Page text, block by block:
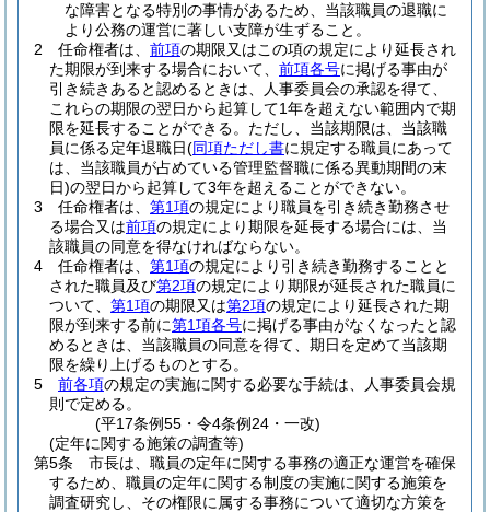
な障害となる特別の事情があるため、当該職員の退職に
より公務の運営に著しい支障が生ずること。
2
任命権者は、 前項の期限又はこの項の規定により延長され
た期限が到来する場合において、 前項各号に掲げる事由が
引き続きあると認めるときは、人事委員会の承認を得て、
これらの期限の翌日から起算して1年を超えない範囲内で期
限を延長することができる。 ただし、当該期限は、当該職
員に係る定年退職日(同項ただし書に規定する職員にあって
は、当該職員が占めている管理監督職に係る異動期間の末
日)の翌日から起算して3年を超えることができない。
3
任命権者は、 第1項の規定により職員を引き続き勤務させ
る場合又は前項の規定により期限を延長する場合には、当
該職員の同意を得なければならない。
4
任命権者は、 第1項の規定により引き続き勤務することと
された職員及び第2項の規定により期限が延長された職員に
ついて、 第1項の期限又は第2項の規定により延長された期
限が到来する前に第1項各号に掲げる事由がなくなったと認
めるときは、当該職員の同意を得て、期日を定めて当該期
限を繰り上げるものとする。
5
前各項の規定の実施に関する必要な手続は、人事委員会規
則で定める。
(平17条例55・令4条例24・一改)
(定年に関する施策の調査等)
第5条
市長は、職員の定年に関する事務の適正な運営を確保
するため、職員の定年に関する制度の実施に関する施策を
調査研究し、その権限に属する事務について適切な方策を